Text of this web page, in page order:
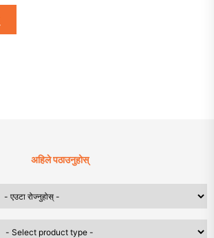
अहिले पठाउनुहोस्